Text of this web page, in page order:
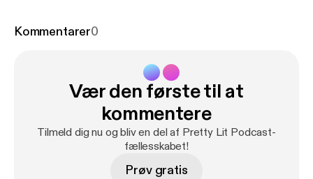
cki95/
] Breezy - @_Frecklesssss [
] Support the show [
n.com/prettylitpodcast] (https://www.patreon.com/
prettylitpodcast ) Support the show [
treon.com/prettylitpodcast] (https://www.patreon.c
om/prettylitpodcast )
Kommentarer0
Vær den første til at
kommentere
Tilmeld dig nu og bliv en del af Pretty Lit Podcast-
fællesskabet!
Prøv gratis